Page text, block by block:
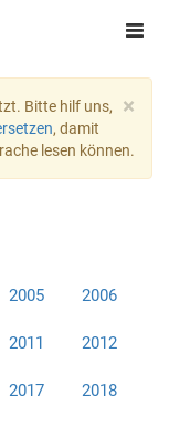
×
Bitte hilf uns,
, damit
lesen können.
2005 2006
2011 2012
2017 2018